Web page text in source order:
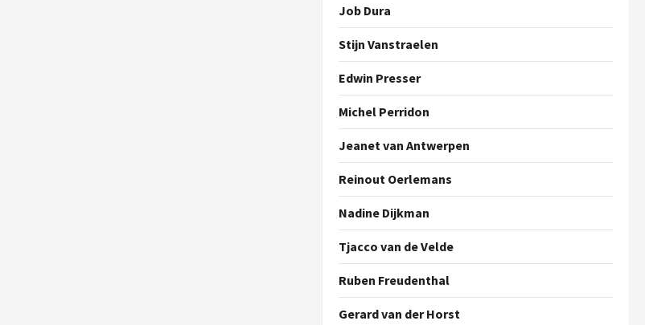
Job Dura
Stijn Vanstraelen
Edwin Presser
Michel Perridon
Jeanet van Antwerpen
Reinout Oerlemans
Nadine Dijkman
Tjacco van de Velde
Ruben Freudenthal
Gerard van der Horst